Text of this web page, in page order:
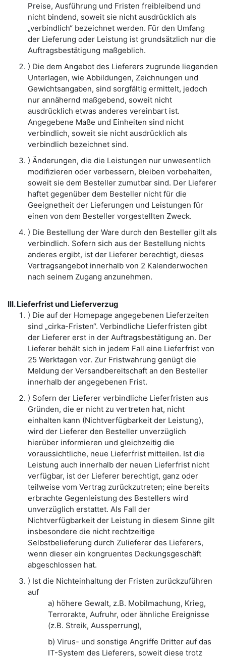
Preise, Ausführung und Fristen freibleibend und
nicht bindend, soweit sie nicht ausdrücklich als
„verbindlich“ bezeichnet werden. Für den Umfang
der Lieferung oder Leistung ist grundsätzlich nur die
Auftragsbestätigung maßgeblich.
) Die dem Angebot des Lieferers zugrunde liegenden
Unterlagen, wie Abbildungen, Zeichnungen und
Gewichtsangaben, sind sorgfältig ermittelt, jedoch
nur annähernd maßgebend, soweit nicht
ausdrücklich etwas anderes vereinbart ist.
Angegebene Maße und Einheiten sind nicht
verbindlich, soweit sie nicht ausdrücklich als
verbindlich bezeichnet sind.
) Änderungen, die die Leistungen nur unwesentlich
modifizieren oder verbessern, bleiben vorbehalten,
soweit sie dem Besteller zumutbar sind. Der Lieferer
haftet gegenüber dem Besteller nicht für die
Geeignetheit der Lieferungen und Leistungen für
einen von dem Besteller vorgestellten Zweck.
) Die Bestellung der Ware durch den Besteller gilt als
verbindlich. Sofern sich aus der Bestellung nichts
anderes ergibt, ist der Lieferer berechtigt, dieses
Vertragsangebot innerhalb von 2 Kalenderwochen
nach seinem Zugang anzunehmen.
III. Lieferfrist und Lieferverzug
) Die auf der Homepage angegebenen Lieferzeiten
sind „cirka-Fristen“. Verbindliche Lieferfristen gibt
der Lieferer erst in der Auftragsbestätigung an. Der
Lieferer behält sich in jedem Fall eine Lieferfrist von
25 Werktagen vor. Zur Fristwahrung genügt die
Meldung der Versandbereitschaft an den Besteller
innerhalb der angegebenen Frist.
) Sofern der Lieferer verbindliche Lieferfristen aus
Gründen, die er nicht zu vertreten hat, nicht
einhalten kann (Nichtverfügbarkeit der Leistung),
wird der Lieferer den Besteller unverzüglich
hierüber informieren und gleichzeitig die
voraussichtliche, neue Lieferfrist mitteilen. Ist die
Leistung auch innerhalb der neuen Lieferfrist nicht
verfügbar, ist der Lieferer berechtigt, ganz oder
teilweise vom Vertrag zurückzutreten; eine bereits
erbrachte Gegenleistung des Bestellers wird
unverzüglich erstattet. Als Fall der
Nichtverfügbarkeit der Leistung in diesem Sinne gilt
insbesondere die nicht rechtzeitige
Selbstbelieferung durch Zulieferer des Lieferers,
wenn dieser ein kongruentes Deckungsgeschäft
abgeschlossen hat.
) Ist die Nichteinhaltung der Fristen zurückzuführen
auf
a) höhere Gewalt, z.B. Mobilmachung, Krieg,
Terrorakte, Aufruhr, oder ähnliche Ereignisse
(z.B. Streik, Aussperrung),
b) Virus- und sonstige Angriffe Dritter auf das
IT-System des Lieferers, soweit diese trotz